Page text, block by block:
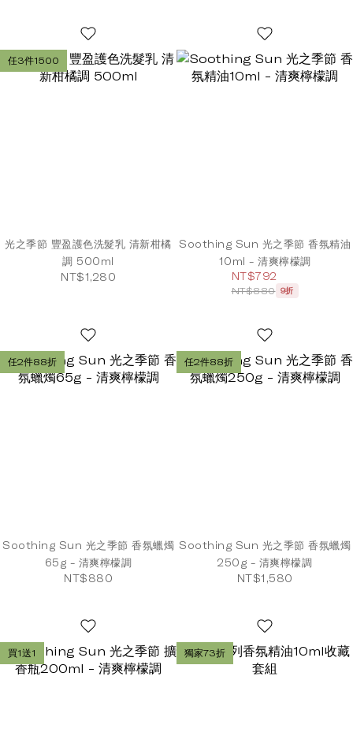
任3件1500
光之季節 豐盈護色洗髮乳 清新柑橘
調 500ml
NT$1,280
Soothing Sun 光之季節 香氛精油
10ml - 清爽檸檬調
NT$792
NT$880 9折
任2件88折
Soothing Sun 光之季節 香氛蠟燭
65g - 清爽檸檬調
NT$880
任2件88折
Soothing Sun 光之季節 香氛蠟燭
250g - 清爽檸檬調
NT$1,580
買1送1 獨家73折